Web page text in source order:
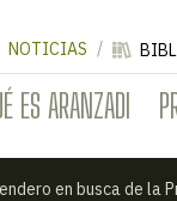
ES ARANZADI
NOTICIAS
en busca de la